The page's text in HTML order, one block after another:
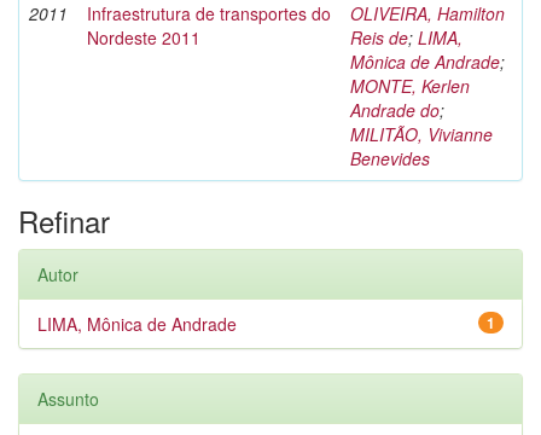
2011
Infraestrutura de transportes do
Nordeste 2011
OLIVEIRA, Hamilton
Reis de; LIMA,
Mônica de Andrade;
MONTE, Kerlen
Andrade do;
MILITÃO, Vivianne
Benevides
Refinar
Autor
1
LIMA, Mônica de Andrade
Assunto